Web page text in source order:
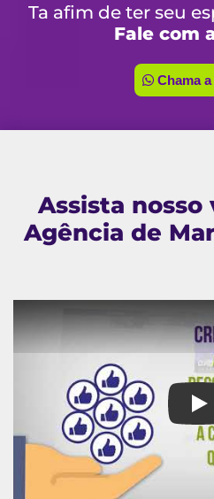
Ta afim de ter seu
Fale com
Chama
Assista nosso
Agência de